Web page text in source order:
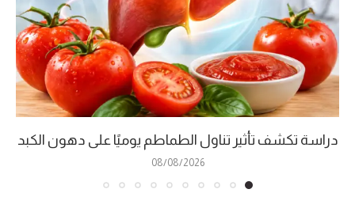
دراسة تكشف تأثير تناول الطماطم يوميًا على دهون الكبد
08/08/2026